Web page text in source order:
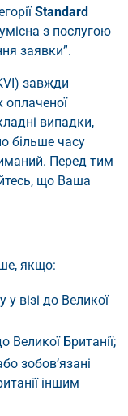
Standard
з послугою
заявки”.
завжди
випадки,
більше часу
Перед тим
що Ваша
якщо:
візі до Великої
Великої Британії;
зобов’язані
іншим